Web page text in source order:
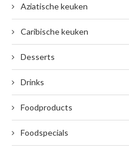
Aziatische keuken
Caribische keuken
Desserts
Drinks
Foodproducts
Foodspecials